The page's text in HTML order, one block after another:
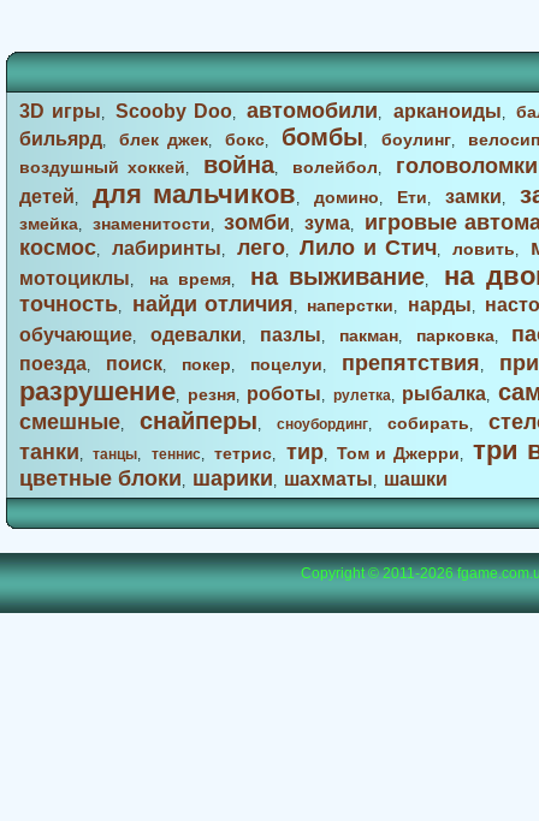
3D игры,Scooby Doo,автомобили, арканоиды,
бильярд,блек джек,бокс, бомбы, боулинг,
воздушный хоккей, война, волейбол, головоломки
детей, для мальчиков, домино, Ети, замки,
змейка, знаменитости,зомби, зума,
игровые
космос, лабиринты, лего,Лило и Стич,ловить,
мотоциклы, на время, на выживание, на
точность, найди отличия, наперстки, нарды,
обучающие, одевалки, пазлы, пакман, парковка,
поезда, поиск, покер, поцелуи, препятствия,
разрушение, резня, роботы, рулетка, рыбалка,
смешные, снайперы, сноубординг, собирать,
танки,танцы, теннис,тетрис, тир,Том и Джерри, три
цветные блоки, шарики, шахматы, шашки
Copyright © 2011-2026